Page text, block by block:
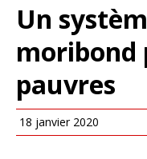
Un
moribond
pauvres
18 janvier 2020